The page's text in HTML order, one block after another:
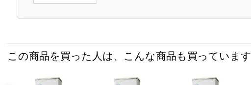
この商品を買った人は、こんな商品も買っています